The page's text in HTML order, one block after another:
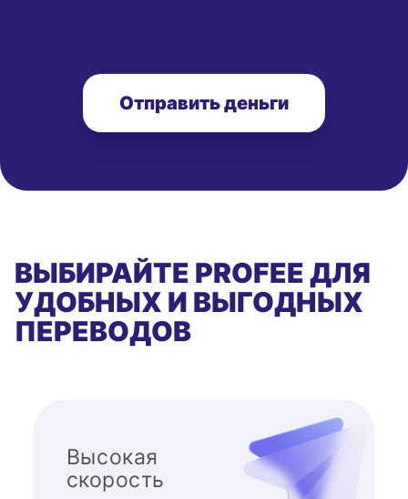
Отправить деньги
ВЫБИРАЙТЕ PROFEE ДЛЯ
УДОБНЫХ И ВЫГОДНЫХ
ПЕРЕВОДОВ
Высокая
скорость